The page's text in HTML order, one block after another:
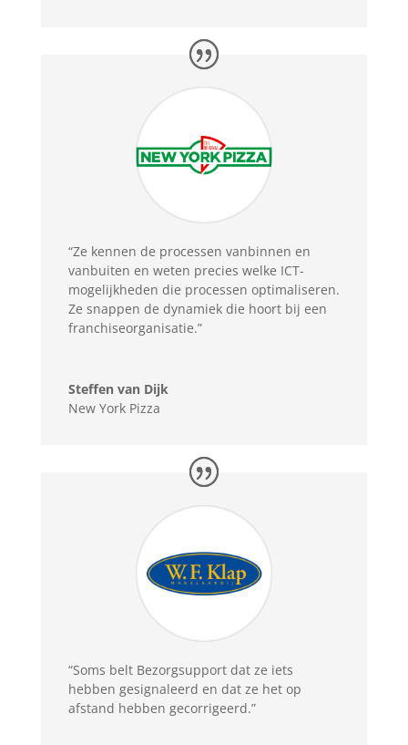
“Ze kennen de processen vanbinnen en
vanbuiten en weten precies welke ICT-
mogelijkheden die processen optimaliseren.
Ze snappen de dynamiek die hoort bij een
franchiseorganisatie.”
Steffen van Dijk
New York Pizza
“Soms belt Bezorgsupport dat ze iets
hebben gesignaleerd en dat ze het op
afstand hebben gecorrigeerd.”